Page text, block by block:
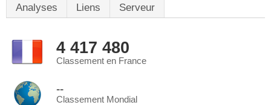
Analyses Liens Serveur
4 417 480
Classement en France
--
Classement Mondial